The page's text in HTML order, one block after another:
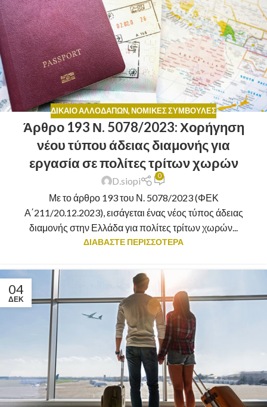
ΔΊΚΑΙΟ ΑΛΛΟΔΑΠΏΝ,ΝΟΜΙΚΈΣ ΣΥΜΒΟΥΛΈΣ
Άρθρο 193 Ν. 5078/2023: Χορήγηση
νέου τύπου άδειας διαμονής για
εργασία σε πολίτες τρίτων χωρών
D.siopi 0
Με το άρθρο 193 του Ν. 5078/2023 (ΦΕΚ
Α΄211/20.12.2023), εισάγεται ένας νέος τύπος άδειας
διαμονής στην Ελλάδα για πολίτες τρίτων χωρών...
ΔΙΑΒΑΣΤΕ ΠΕΡΙΣΣΟΤΕΡΑ
04
ΔΕΚ